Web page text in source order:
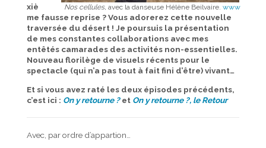
Nos cellules,avec la danseuse Hélène Beilvaire.www
xiè
me fausse reprise ? Vous adorerez cette nouvelle
traversée du désert ! Je poursuis la présentation
de mes constantes collaborations avec mes
entêtés camarades des activités non-essentielles.
Nouveau florilège de visuels récents pour le
spectacle (qui n’a pas tout à fait fini d’être) vivant…
Et si vous avez raté les deux épisodes précédents,
c’est ici : On y retourne ?et On y retourne ?, le Retour
Avec, par ordre d’appartion…